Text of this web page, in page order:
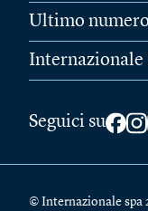
Ultimo numero
Internazionale
Seguici su
© Internazionale spa